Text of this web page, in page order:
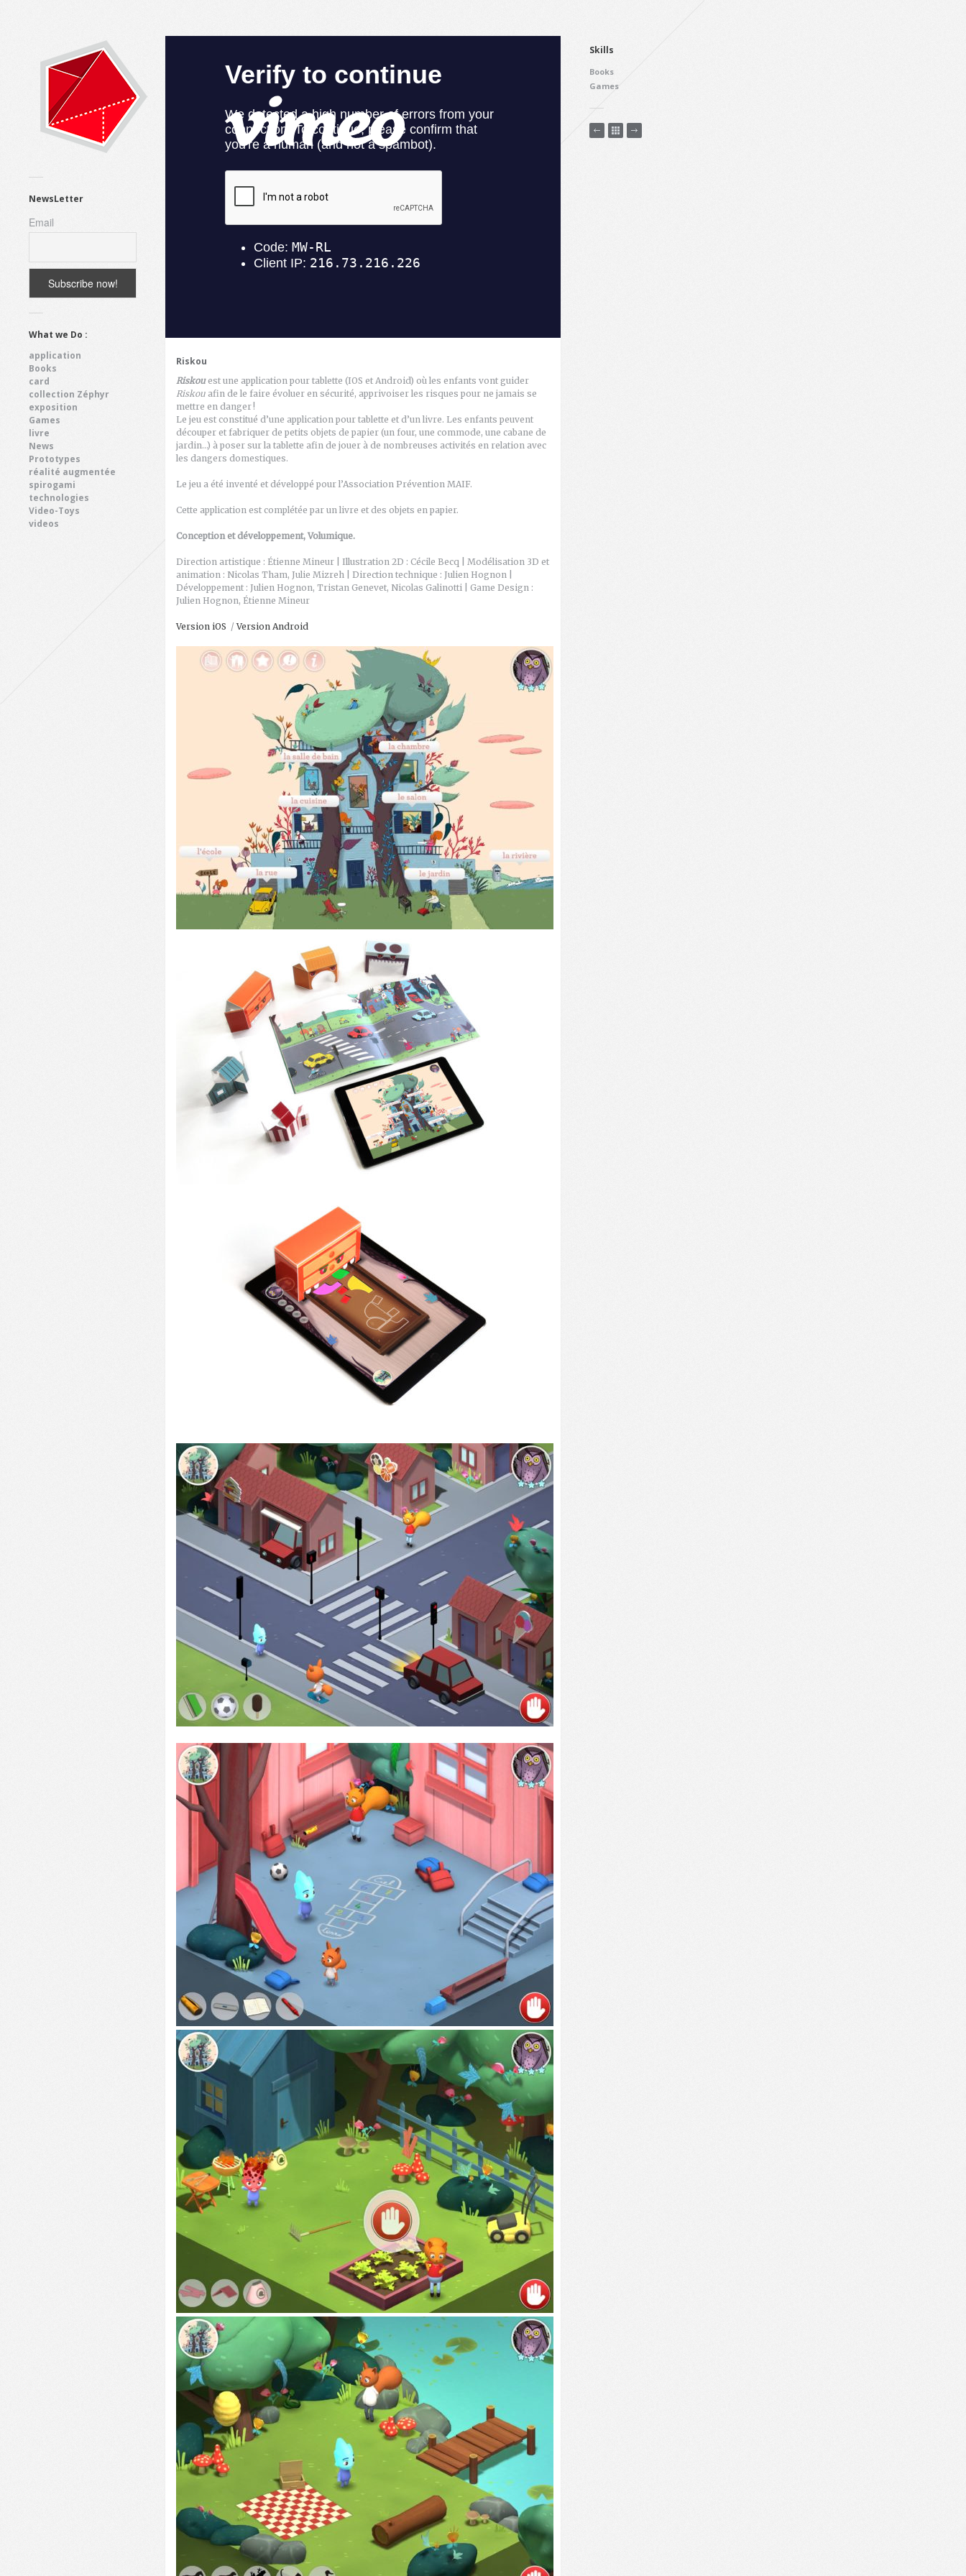
NewsLetter
Email
What we Do :
application
Books
card
collection Zéphyr
exposition
Games
livre
News
Prototypes
réalité augmentée
spirogami
technologies
Video-Toys
videos
Riskou
Riskou est une application pour tablette (IOS et Android) où les enfants vont guider
Riskou afin de le faire évoluer en sécurité, apprivoiser les risques pour ne jamais se
mettre en danger!
Le jeu est constitué d’une application pour tablette et d’un livre. Les enfants peuvent
découper et fabriquer de petits objets de papier (un four, une commode, une cabane de
jardin…) à poser sur la tablette afin de jouer à de nombreuses activités en relation avec
les dangers domestiques.
Le jeu a été inventé et développé pour l’Association Prévention MAIF.
Cette application est complétée par un livre et des objets en papier.
Conception et développement, Volumique.
Direction artistique : Étienne Mineur | Illustration 2D : Cécile Becq | Modélisation 3D et
animation : Nicolas Tham, Julie Mizreh | Direction technique : Julien Hognon |
Développement : Julien Hognon, Tristan Genevet, Nicolas Galinotti | Game Design :
Julien Hognon, Étienne Mineur
Version iOS /Version Android
Skills
Books
Games